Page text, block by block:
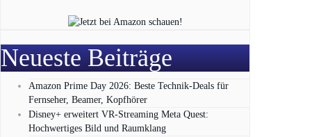
Neueste Beiträge
Amazon Prime Day 2026: Beste Technik-Deals für
Fernseher, Beamer, Kopfhörer
Disney+ erweitert VR‑Streaming Meta Quest:
Hochwertiges Bild und Raumklang